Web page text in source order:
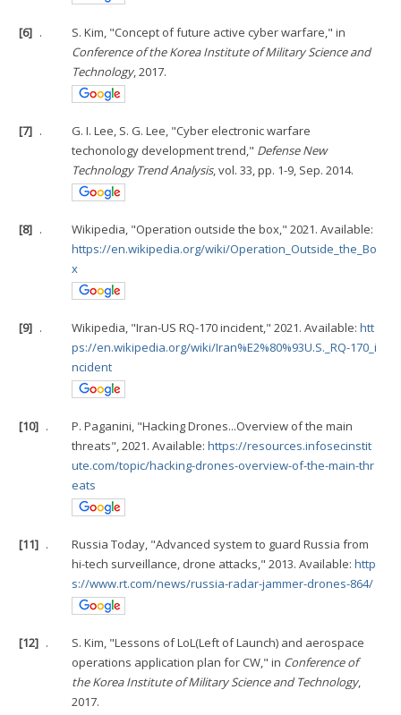
[6] .
S. Kim, "Concept of future active cyber warfare," in
Conference of the Korea Institute of Military Science and
Technology, 2017.
[7] .
G. I. Lee, S. G. Lee, "Cyber electronic warfare
techonology development trend," Defense New
Technology Trend Analysis, vol. 33, pp. 1-9, Sep. 2014.
[8] .
Wikipedia, "Operation outside the box," 2021. Available:
https://en.wikipedia.org/wiki/Operation_Outside_the_Bo
x
[9] . Wikipedia, "Iran-US RQ-170 incident," 2021. Available:htt
ps://en.wikipedia.org/wiki/Iran%E2%80%93U.S._RQ-170_i
ncident
[10] .
P. Paganini, "Hacking Drones...Overview of the main
threats", 2021. Available:https://resources.infosecinstit
ute.com/topic/hacking-drones-overview-of-the-main-thr
eats
[11] .
Russia Today, "Advanced system to guard Russia from
hi-tech surveillance, drone attacks," 2013. Available:http
s://www.rt.com/news/russia-radar-jammer-drones-864/
[12] .
S. Kim, "Lessons of LoL(Left of Launch) and aerospace
operations application plan for CW," in Conference of
the Korea Institute of Military Science and Technology,
2017.